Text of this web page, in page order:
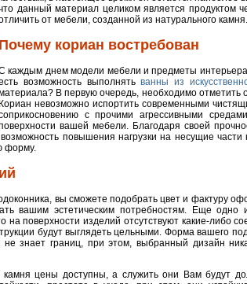
данный материал целиком является продуктом
от мебели, созданной из натурального камня.
Почему кориан востребован
каждым днем модели мебели и предметы
возможность выполнятьванны из
В первую очередь, необходимо отметить
Кориан невозможно испортить современными
с прочими агрессивными
вашей мебели. Благодаря своей
повышения нагрузки на несущие
форму.
вы сможете подобрать цвет и фактуру
вашим эстетическим потребностям. Еще одно
на поверхности изделий отсутствуют какие-либо
будут выглядеть цельными. Форма вашего
знает границ, при этом, выбранный дизайн
цены доступны, а служить они Вам будут